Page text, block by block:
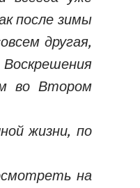
после зимы
другая,
во Втором
жизни, по
на